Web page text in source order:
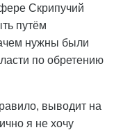
Скрипучий
путём
нужны были
по обретению
выводит на
я не хочу